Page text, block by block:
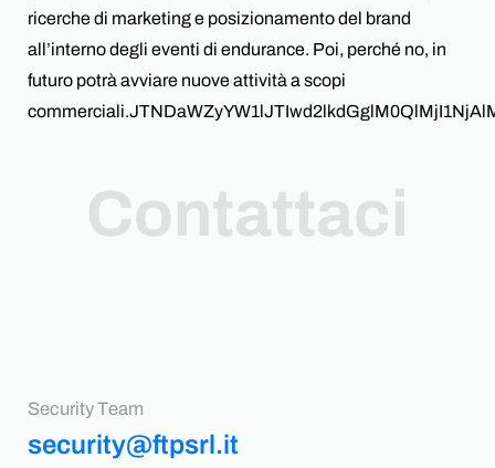
ricerche di marketing e posizionamento del brand
all’interno degli eventi di endurance. Poi, perché no, in
futuro potrà avviare nuove attività a scopi
Contattaci
Security Team
security@ftpsrl.it